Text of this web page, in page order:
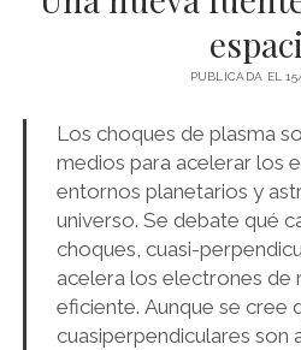
PSICOZOICA
PUBLICADA EL
Los choques de plasma
medios para acelerar los
entornos planetarios y
universo. Se debate qué
choques, cuasi-
acelera los electrones de
eficiente. Aunque se cree
cuasiperpendiculares son